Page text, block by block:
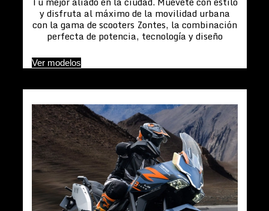
y disfruta al máximo de la movilidad urbana
con la gama de scooters Zontes, la combinación
perfecta de potencia, tecnología y diseño
Ver modelos